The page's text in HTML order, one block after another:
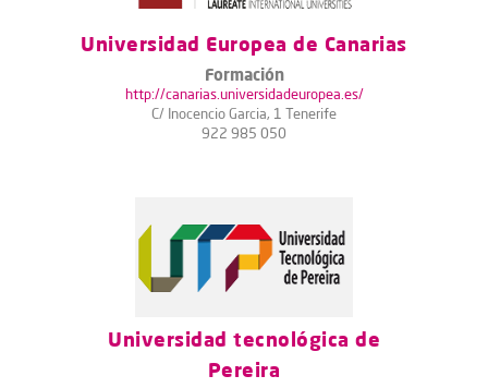
Universidad Europea de Canarias
Formación
http://canarias.universidadeuropea.es/
C/ Inocencio Garcia, 1 Tenerife
922 985 050
Universidad tecnológica de
Pereira